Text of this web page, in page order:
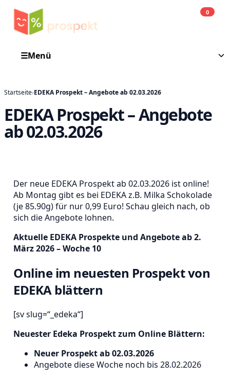
0
☰Menü
Startseite›EDEKA Prospekt – Angebote ab 02.03.2026
EDEKA Prospekt – Angebote
ab 02.03.2026
Der neue EDEKA Prospekt ab 02.03.2026 ist online!
Ab Montag gibt es bei EDEKA z.B. Milka Schokolade
(je 85.90g) für nur 0,99 Euro! Schau gleich nach, ob
sich die Angebote lohnen.
Aktuelle EDEKA Prospekte und Angebote ab 2.
März 2026 – Woche 10
Online im neuesten Prospekt von
EDEKA blättern
[sv slug=“_edeka“]
Neuester Edeka Prospekt zum Online Blättern:
Neuer Prospekt ab 02.03.2026
Angebote diese Woche noch bis 28.02.2026